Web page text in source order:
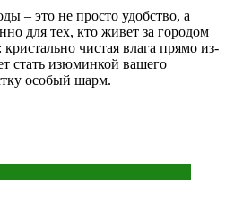
– это не просто удобство, а
для тех, кто живет за городом
чистая влага прямо из-
стать изюминкой вашего
особый шарм.